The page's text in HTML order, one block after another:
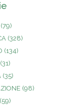
(79)
(328)
(134)
(31)
(35)
(98)
(59)